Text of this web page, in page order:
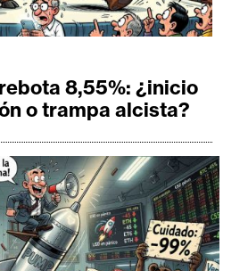
8,55%: ¿inicio
o trampa alcista?